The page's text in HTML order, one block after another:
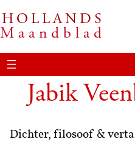
HOLLANDS
Maandblad
Jabik
Dichter, filosoof &